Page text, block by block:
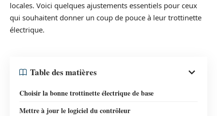
locales. Voici quelques ajustements essentiels pour ceux
qui souhaitent donner un coup de pouce à leur trottinette
électrique.
Table des matières
Choisir la bonne trottinette électrique de base
Mettre à jour le logiciel du contrôleur